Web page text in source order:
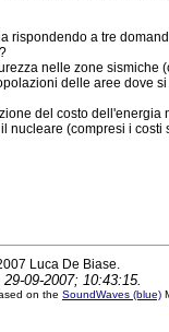
rispondendo a tre
nelle zone sismiche
delle aree dove
del costo
nucleare (compresi i
Luca De Biase.
09-2007; 10:43:15.
on the SoundWaves (blue)